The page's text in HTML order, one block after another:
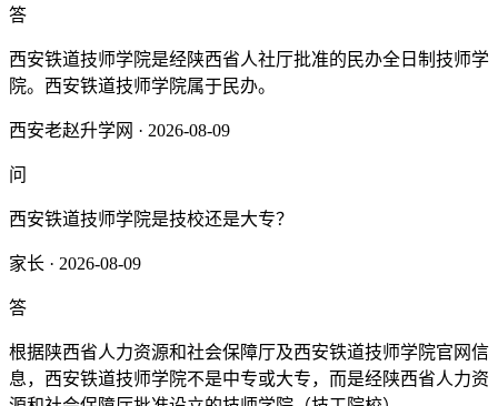
答
西安铁道技师学院是经陕西省人社厅批准的民办全日制技师学
院。西安铁道技师学院属于民办。
西安老赵升学网 · 2026-08-09
问
西安铁道技师学院是技校还是大专？
家长 · 2026-08-09
答
根据陕西省人力资源和社会保障厅及西安铁道技师学院官网信
息，‌西安铁道技师学院不是中专或大专，而是经陕西省人力资